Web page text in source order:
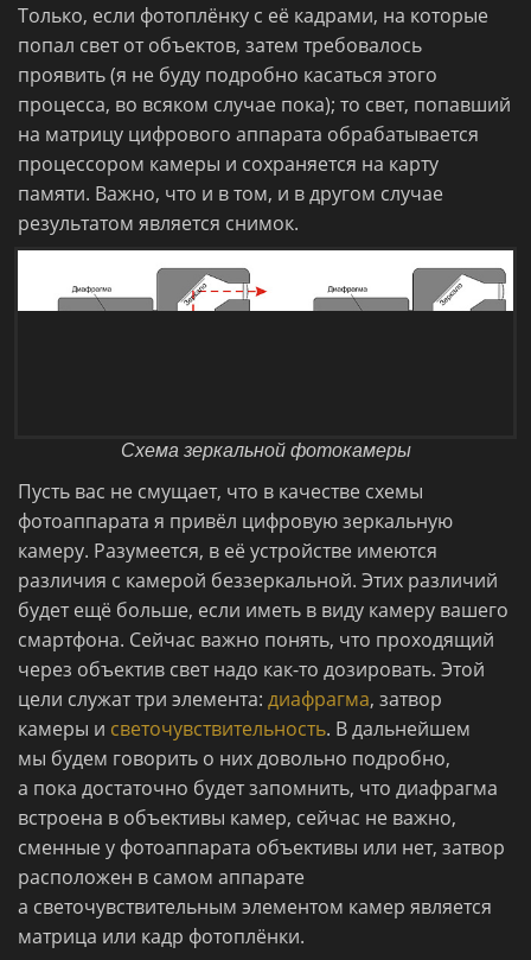
Только, если фотоплёнку с её кадрами, на которые
попал свет от объектов, затем требовалось
проявить (я не буду подробно касаться этого
процесса, во всяком случае пока); то свет, попавший
на матрицу цифрового аппарата обрабатывается
процессором камеры и сохраняется на карту
памяти. Важно, что и в том, и в другом случае
результатом является снимок.
Схема зеркальной фотокамеры
Пусть вас не смущает, что в качестве схемы
фотоаппарата я привёл цифровую зеркальную
камеру. Разумеется, в её устройстве имеются
различия с камерой беззеркальной. Этих различий
будет ещё больше, если иметь в виду камеру вашего
смартфона. Сейчас важно понять, что проходящий
через объектив свет надо как-то дозировать. Этой
цели служат три элемента: диафрагма, затвор
камеры и светочувствительность. В дальнейшем
мы будем говорить о них довольно подробно,
а пока достаточно будет запомнить, что диафрагма
встроена в объективы камер, сейчас не важно,
сменные у фотоаппарата объективы или нет, затвор
расположен в самом аппарате
а светочувствительным элементом камер является
матрица или кадр фотоплёнки.